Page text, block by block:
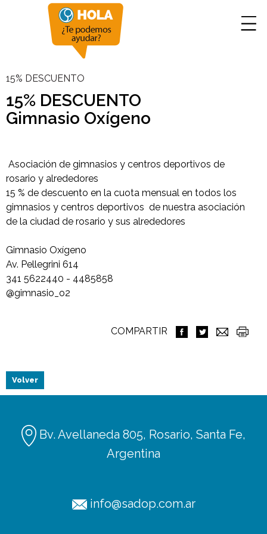
15% DESCUENTO
15% DESCUENTO
Gimnasio Oxígeno
Asociación de gimnasios y centros deportivos de
rosario y alrededores
15 % de descuento en la cuota mensual en todos los
gimnasios y centros deportivos de nuestra asociación
de la ciudad de rosario y sus alrededores
Gimnasio Oxígeno
Av. Pellegrini 614
341 5622440 - 4485858
@gimnasio_o2
COMPARTIR
Volver
Bv. Avellaneda 805, Rosario, Santa Fe,
Argentina
info@sadop.com.ar